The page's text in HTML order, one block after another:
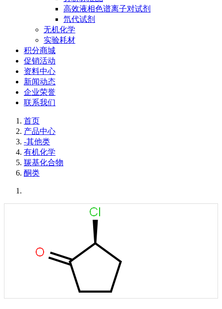
高效液相色谱离子对试剂
氘代试剂
无机化学
实验耗材
积分商城
促销活动
资料中心
新闻动态
企业荣誉
联系我们
首页
产品中心
-其他类
有机化学
羰基化合物
酮类